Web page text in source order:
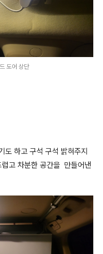
도어 상단
도 하고 구석 구석 밝혀주지
고 차분한 공간을 만들어낸